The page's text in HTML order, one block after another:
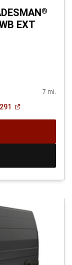
®
EXT
7 mi.
(Abrir
una